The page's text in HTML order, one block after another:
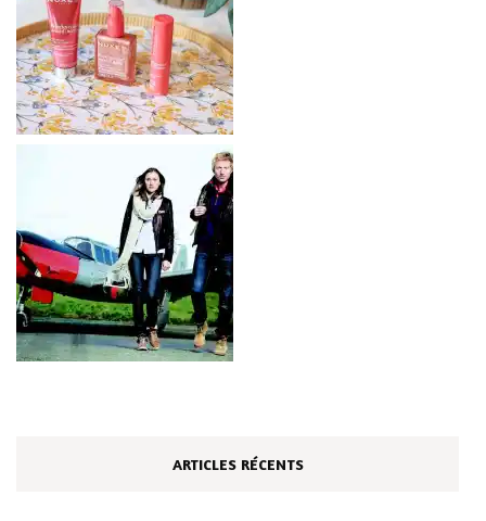
ARTICLES RÉCENTS